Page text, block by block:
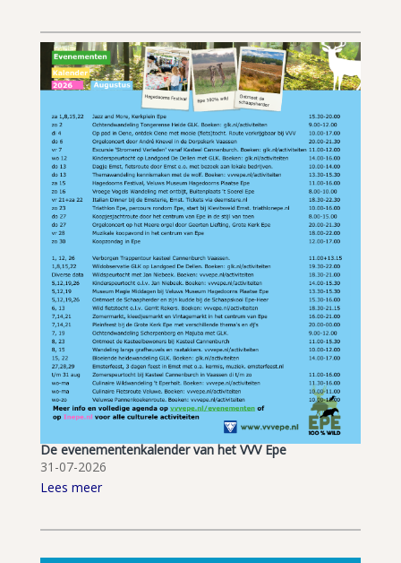
De evenementenkalender van het VVV Epe
31-07-2026
Lees meer